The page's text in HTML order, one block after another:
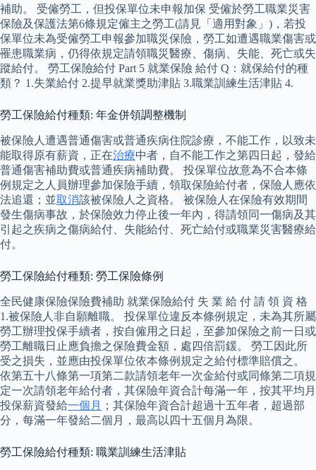
補助。 受僱勞工，但投保單位未申報加保 受僱於勞工職業災害
保險及保護法第6條規定僱主之勞工(請見「適用對象」)，若投
保單位未為受僱勞工申報參加職災保險，勞工如遭遇職業傷害或
罹患職業病，仍得依規定請領職災醫療、傷病、失能、死亡或失
蹤給付。 勞工保險給付 Part 5 就業保險 給付 Q：就保給付的種
類？ 1.失業給付 2.提早就業獎助津貼 3.職業訓練生活津貼 4.
勞工保險給付種類: 年金併領調整機制
被保險人遭遇普通傷害或普通疾病住院診療，不能工作，以致未
能取得原有薪資，正在治療中者，自不能工作之第四日起，發給
普通傷害補助費或普通疾病補助費。 投保單位故意為不合本條
例規定之人員辦理參加保險手續，領取保險給付者，保險人應依
法追還；並取消該被保險人之資格。 被保險人在保險有效期間
發生傷病事故，於保險效力停止後一年內，得請領同一傷病及其
引起之疾病之傷病給付、失能給付、死亡給付或職業災害醫療給
付。
勞工保險給付種類: 勞工保險條例
全民健康保險保險費補助 就業保險給付 失 業 給 付 請 領 資 格
1.被保險人非自願離職。 投保單位違反本條例規定，未為其所屬
勞工辦理投保手續者，按自僱用之日起，至參加保險之前一日或
勞工離職日止應負擔之保險費金額，處四倍罰鍰。 勞工因此所
受之損失，並應由投保單位依本條例規定之給付標準賠償之。
依第五十八條第一項第二款請領老年一次金給付或同條第二項規
定一次請領老年給付者，其保險年資合計每滿一年，按其平均月
投保薪資發給一個月
；其保險年資合計超過十五年者，超過部
分，每滿一年發給二個月，最高以四十五個月為限。
勞工保險給付種類: 職業訓練生活津貼